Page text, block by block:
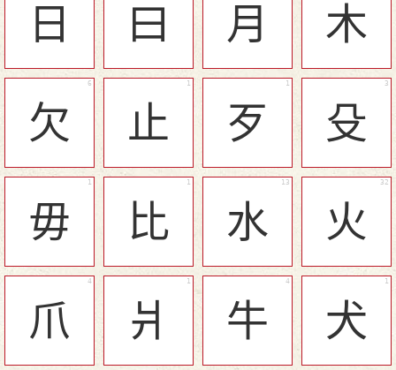
日 曰 月 木
欠 止 歹 殳
毋 比 水 火
爪 爿 牛 犬